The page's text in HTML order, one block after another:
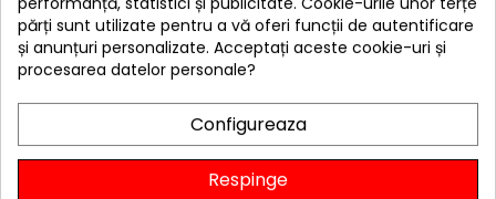
Husa pentru gratar built-in 4 arzatoare Grandhall
A07005068T
349,00 lei
Citește review-ul
În stoc
Adaugă în Coș
părți sunt utilizate pentru a vă oferi funcții de autentificare
și anunțuri personalizate. Acceptați aceste cookie-uri și
procesarea datelor personale?
Configureaza
Respinge